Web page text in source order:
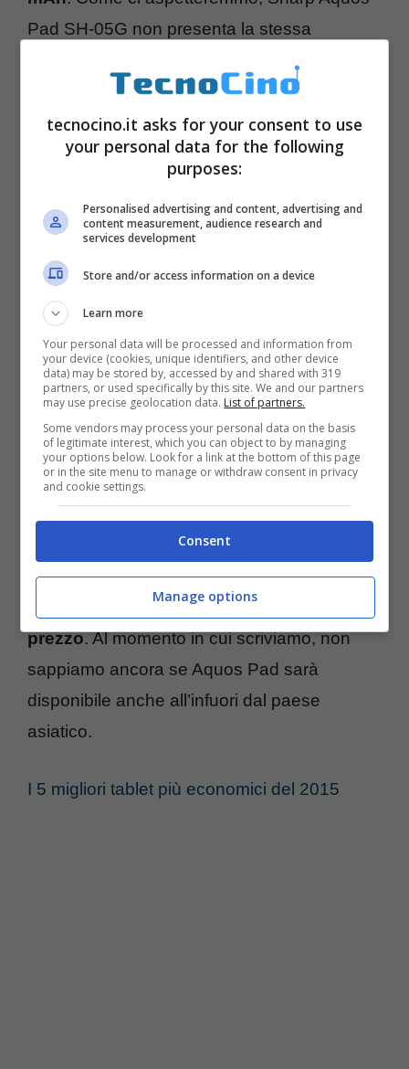
Pad SH-05G non presenta la stessa
ZETA. Tuttavia, troviamo una fotocamera
posteriore molto simile da8 megapixel ,
mentre sul frontale c’è una webcam da2.1
. Il tablet è dotato del sistema
operativoAndroid 5.0.
avvenuto in Giappone tramite il rivenditore
locale Docomo, sebbene Sharp deve ancora
rilasciare le informazioni che riguardano il
prezzo. Al momento in cui scriviamo, non
sappiamo ancora se Aquos Pad sarà
disponibile anche all’infuori dal paese
asiatico.
I 5 migliori tablet più economici del 2015
tecnocino.it asks for your consent to use
your personal data for the following
purposes:
Personalised advertising and content, advertising and
content measurement, audience research and
services development
Store and/or access information on a device
Learn more
Your personal data will be processed and information from
your device (cookies, unique identifiers, and other device
data) may be stored by, accessed by and shared with 319
partners, or used specifically by this site. We and our partners
may use precise geolocation data. List of partners.
Some vendors may process your personal data on the basis
of legitimate interest, which you can object to by managing
your options below. Look for a link at the bottom of this page
or in the site menu to manage or withdraw consent in privacy
and cookie settings.
Consent
Manage options